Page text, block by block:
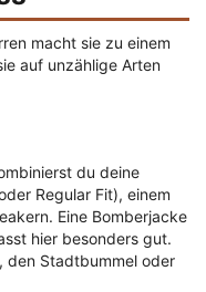
macht sie zu einem
auf unzählige Arten
du deine
Regular Fit), einem
Eine Bomberjacke
hier besonders gut.
den Stadtbummel oder